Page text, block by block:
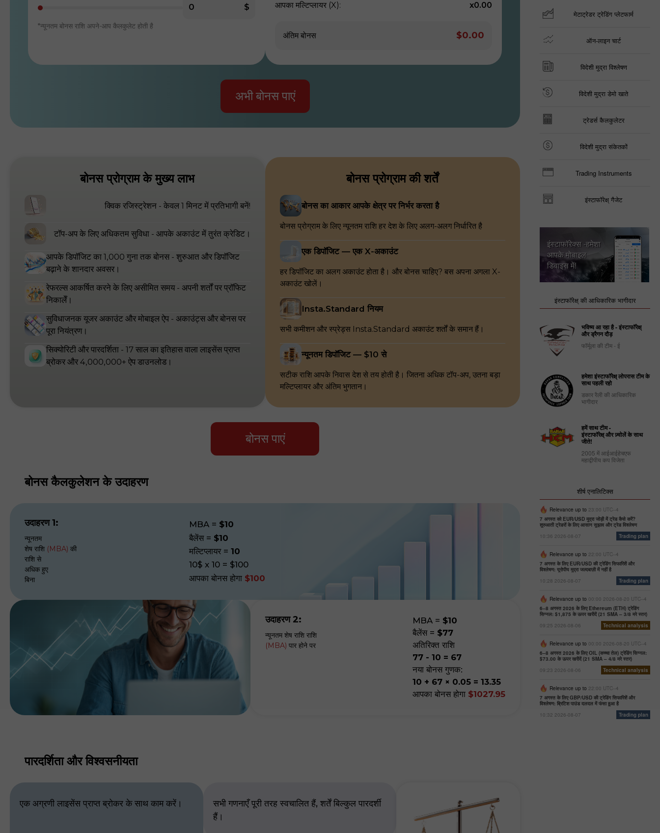
*न्यूनतम बोनस राशि अपने-आप कैलकुलेट होती है
$
आपका मल्टिप्लायर (X):
x0.00
अंतिम बोनस $0.00
अभी बोनस पाएं
बोनस प्रोग्राम के मुख्य लाभ
क्विक रजिस्ट्रेशन - केवल 1 मिनट में प्रतिभागी बनें!
टॉप-अप के लिए अधिकतम सुविधा - आपके अकाउंट में तुरंत क्रेडिट।
आपके डिपॉजिट का 1,000 गुना तक बोनस - शुरुआत और डिपॉजिट
बढ़ाने के शानदार अवसर।
रेफरल्स आकर्षित करने के लिए असीमित समय - अपनी शर्तों पर प्रॉफिट
निकालेँ।
सुविधाजनक यूजर अकाउंट और मोबाइल ऐप - अकाउंट्स और बोनस पर
पूरा नियंत्रण।
सिक्योरिटी और पारदर्शिता - 17 साल का इतिहास वाला लाइसेंस प्राप्त
ब्रोकर और 4,000,000+ ऐप डाउनलोड।
बोनस प्रोग्राम की शर्तें
बोनस का आकार आपके क्षेत्र पर निर्भर करता है
बोनस प्रोग्राम के लिए न्यूनतम राशि हर देश के लिए अलग-अलग निर्धारित है
एक डिपॉजिट — एक X-अकाउंट
हर डिपॉजिट का अलग अकाउंट होता है। और बोनस चाहिए? बस अपना अगला X-
अकाउंट खोलें।
Insta.Standard नियम
सभी कमीशन और स्प्रेड्स Insta.Standard अकाउंट शर्तों के समान हैं।
न्यूनतम डिपॉजिट — $10 से
सटीक राशि आपके निवास देश से तय होती है। जितना अधिक टॉप-अप, उतना बड़ा
मल्टिप्लायर और अंतिम भुगतान।
बोनस पाएं
बोनस कैलकुलेशन के उदाहरण
उदाहरण 1:
न्यूनतम
शेष राशि (MBA) की
राशि से
अधिक हुए
बिना
MBA= $10
बैलेंस= $10
मल्टिप्लायर= 10
10$ x 10 = $100
आपका बोनस होगा$100
उदाहरण 2:
न्यूनतम शेष राशि राशि
(MBA) पार होने पर
MBA = $10
बैलेंस= $77
अतिरिक्त राशि
77 - 10 = 67
नया बोनस गुणक:
10 + 67 × 0.05 = 13.35
आपका बोनस होगा $1027.95
पारदर्शिता और विश्वसनीयता
एक अग्रणी लाइसेंस प्राप्त ब्रोकर के साथ काम करें।
सभी गणनाएँ पूरी तरह स्वचालित हैं, शर्तें बिल्कुल पारदर्शी
हैं।
मेटाट्रेडर ट्रेडिंग प्लेटफार्म
ऑन-लाइन चार्ट
विदेशी मुद्रा विश्लेषण
विदेशी मुद्रा डेमो खाते
ट्रेडर्स कैलकुलेटर
विदेशी मुद्रा संकेतकों
Trading Instruments
इंस्टाफॉरेक्ष् गैजेट
इंस्टाफॉरेक्स -हमेशा
आपके मोबाइल
डिवाइस में!
इंस्टाफॉरेक्ष् की आधिकारिक भागीदार
भविष्य आ रहा है - इंस्टाफॉरेक्ष्
और ड्रैगन दौड़
फॉर्मूला की टीम - ई
हमेशा इंस्टाफॉरेक्ष् लोपरास टीम के
साथ पहली रहो
डकार रैली की आधिकारिक
भागीदार
हमें साथ टीम -
इंस्टाफॉरेक्ष् और ज़्वोलें के साथ
जीते!
2005 में आईआईहेचएफ
महाद्वीपीय कप विजेता
शीर्ष एनालिटिक्स
Relevance up to 23:00 UTC--4
7 अगस्त को EUR/USD मुद्रा जोड़ी में ट्रेड कैसे करें?
शुरुआती ट्रेडरों के लिए आसान सुझाव और ट्रेड विश्लेषण
10:36 2026-08-07
Trading plan
Relevance up to 22:00 UTC--4
7 अगस्त के लिए EUR/USD की ट्रेडिंग सिफारिशें और
विश्लेषण: यूरोपीय मुद्रा जल्दबाज़ी में नहीं है
10:28 2026-08-07
Trading plan
Relevance up to 00:00 2026-08-20 UTC--4
6–8 अगस्त 2026 के लिए Ethereum (ETH) ट्रेडिंग
सिग्नल: $1,875 के ऊपर खरीदें (21 SMA – 3/8 मरे स्तर)
09:25 2026-08-06
Technical analysis
Relevance up to 00:00 2026-08-20 UTC--4
6–8 अगस्त 2026 के लिए OIL (कच्चा तेल) ट्रेडिंग सिग्नल:
$73.00 के ऊपर खरीदें (21 SMA – 4/8 मरे स्तर)
09:23 2026-08-06
Technical analysis
Relevance up to 22:00 UTC--4
7 अगस्त के लिए GBP/USD की ट्रेडिंग सिफारिशें और
विश्लेषण: ब्रिटिश पाउंड दलदल में फंसा हुआ है
10:32 2026-08-07
Trading plan